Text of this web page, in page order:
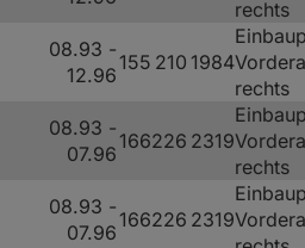
rechts
08.93 -
12.96
155 210 1984
rechts
08.93 -
07.96
166226 2319
rechts
08.93 -
07.96
166226 2319